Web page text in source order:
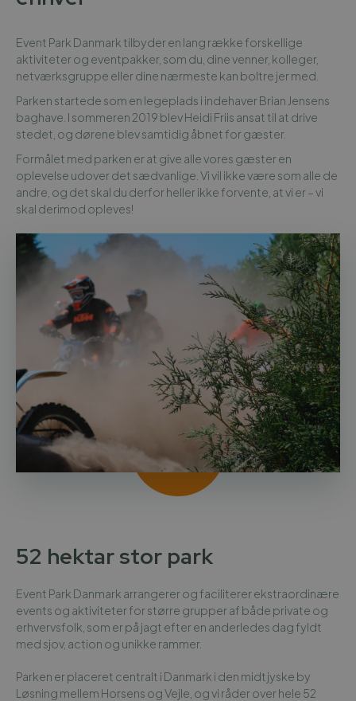
Event Park Danmark tilbyder en lang række forskellige
aktiviteter og eventpakker, som du, dine venner, kolleger,
netværksgruppe eller dine nærmeste kan boltre jer med.
Parken startede som en legeplads i indehaver Brian Jensens
baghave. I sommeren 2019 blev Heidi Friis ansat til at drive
stedet, og dørene blev samtidig åbnet for gæster.
Formålet med parken er at give alle vores gæster en
oplevelse udover det sædvanlige. Vi vil ikke være som alle de
andre, og det skal du derfor heller ikke forvente, at vi er – vi
skal derimod opleves!
52 hektar stor park
Event Park Danmark arrangerer og faciliterer ekstraordinære
events og aktiviteter for større grupper af både private og
erhvervsfolk, som er på jagt efter en anderledes dag fyldt
med sjov, action og unikke rammer.
Parken er placeret centralt i Danmark i den midtjyske by
Løsning mellem Horsens og Vejle, og vi råder over hele 52